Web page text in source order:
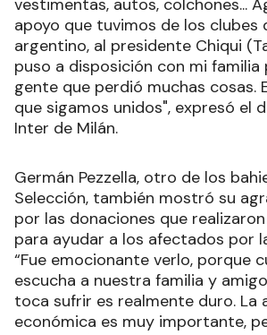
apoyo que tuvimos de los clubes
argentino, al presidente Chiqui
puso a disposición con mi familia
gente que perdió muchas cosas.
que sigamos unidos", expresó el
Inter de Milán.
Germán Pezzella, otro de los
Selección, también mostró su
por las donaciones que
para ayudar a los afectados por
“Fue emocionante verlo, porque
escucha a nuestra familia y
toca sufrir es realmente duro. La
económica es muy importante,